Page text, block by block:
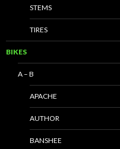
STEMS
TIRES
BIKES
A – B
APACHE
AUTHOR
BANSHEE